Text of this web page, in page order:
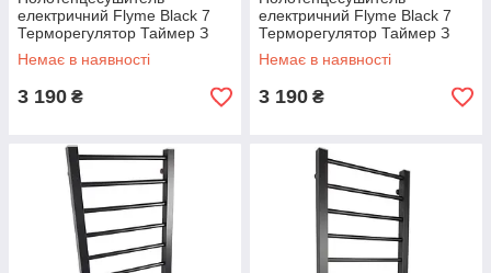
електричний Flyme Black 7
Терморегулятор Таймер З
правим підключенням.
Чорний
Немає в наявності
3 190 ₴
електричний Flyme Black 7
Терморегулятор Таймер З
лівим підключенням. Чорний
Немає в наявності
3 190 ₴